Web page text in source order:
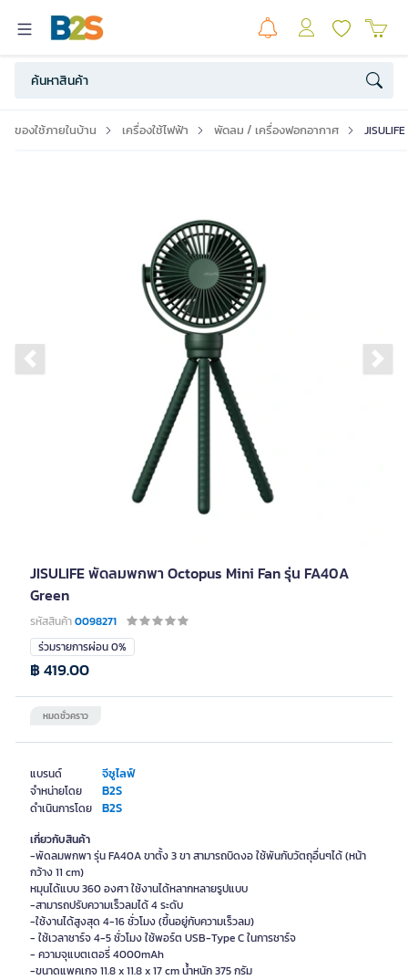
ของใช้ภายในบ้าน เครื่องใช้ไฟฟ้า พัดลม / เครื่องฟอกอากาศ
Previous slide
JISULIFE พัดลมพกพา Octopus Mini Fan รุ่น FA40A
Green
รหัสสินค้า0098271
แบรนด์ จีซูไลฟ์
จำหน่ายโดย B2S
ดำเนินการโดย B2S
ร่วมรายการผ่อน 0%
หมดชั่วคราว
฿ 419.00
เกี่ยวกับสินค้า
-พัดลมพกพา รุ่น FA40A ขาตั้ง 3 ขา สามารถบิดงอ ใช้พันกับวัตถุอื่นๆได้ (หน้า
กว้าง 11 cm)
หมุนได้แบบ 360 องศา ใช้งานได้หลากหลายรูปแบบ
-สามารถปรับความเร็วลมได้ 4 ระดับ
-ใช้งานได้สูงสุด 4-16 ชั่วโมง (ขึ้นอยู่กับความเร็วลม)
- ใช้เวลาชาร์จ 4-5 ชั่วโมง ใช้พอร์ต USB-Type C ในการชาร์จ
- ความจุแบตเตอรี่ 4000mAh
-ขนาดแพคเกจ 11.8 x 11.8 x 17 cm น้ำหนัก 375 กรัม